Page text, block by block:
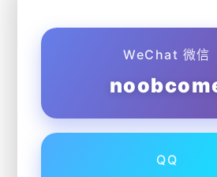
WeChat 微信
QQ